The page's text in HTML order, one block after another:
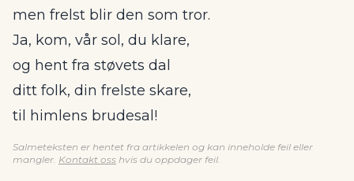
men frelst blir den som tror.
Ja, kom, vår sol, du klare,
og hent fra støvets dal
ditt folk, din frelste skare,
til himlens brudesal!
Salmeteksten er hentet fra artikkelen og kan inneholde feil eller
mangler. Kontakt oss hvis du oppdager feil.